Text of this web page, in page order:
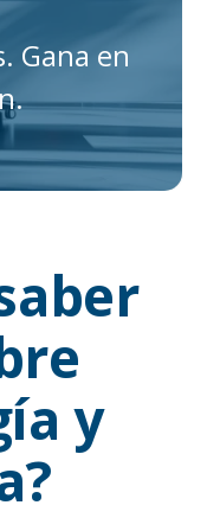
Gana en
y